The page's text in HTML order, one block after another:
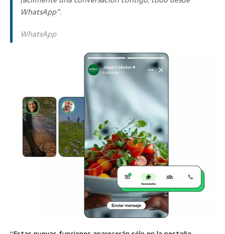
WhatsApp”.
WhatsApp